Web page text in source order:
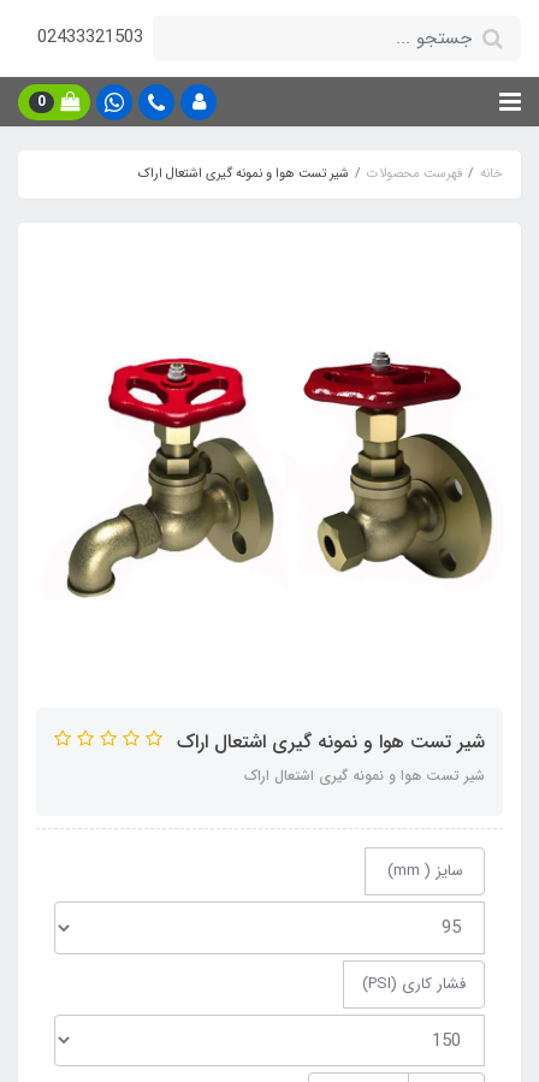
02433321503
0
خانه فهرست محصولات شیر تست هوا و نمونه گیری اشتعال اراک
شیر تست هوا و نمونه گیری اشتعال اراک
شیر تست هوا و نمونه گیری اشتعال اراک
سایز ( mm)
فشار کاری (PSI)